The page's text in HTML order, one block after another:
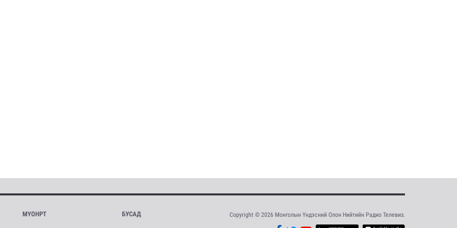
МҮОНРТ БУСАД Copyright © 2026 Монголын Үндэсний Олон Нийтийн Радио Телевиз.